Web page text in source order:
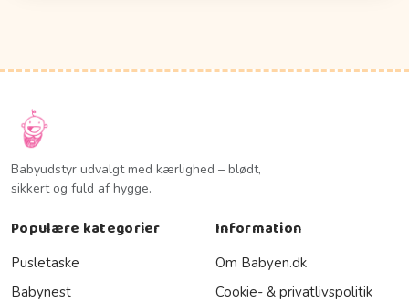
Babyudstyr udvalgt med kærlighed – blødt,
sikkert og fuld af hygge.
Populære kategorier
Pusletaske
Babynest
Information
Om Babyen.dk
Cookie- & privatlivspolitik